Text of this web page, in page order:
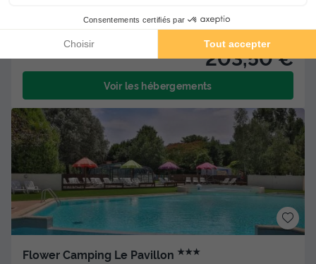
chambres 16m²
Meilleur prix pour 7 nuits
203,50 €
Voir les hébergements
Flower Camping Le Pavillon ★★★